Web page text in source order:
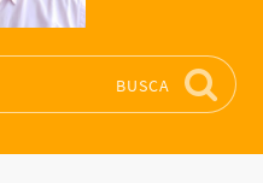
BUSCA